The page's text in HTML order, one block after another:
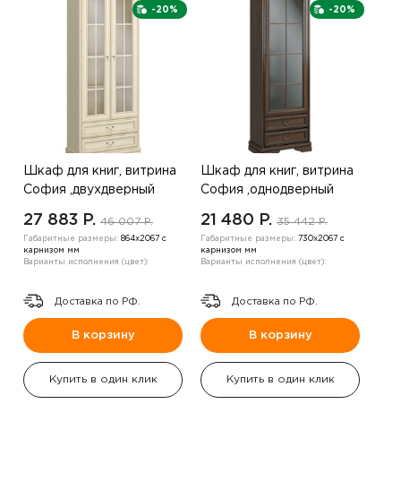
-20%
Шкаф для книг, витрина
София ,двухдверный
27 883 P. 46 007 P.
Габаритные размеры: 864х2067 с
карнизом мм
Варианты исполнения (цвет):
Доставка по РФ.
В корзину
Купить в один клик
-20%
Шкаф для книг, витрина
София ,однодверный
21 480 P. 35 442 P.
Габаритные размеры:
730х2067 с
карнизом мм
Варианты исполнения (цвет):
Доставка по РФ.
В корзину
Купить в один клик